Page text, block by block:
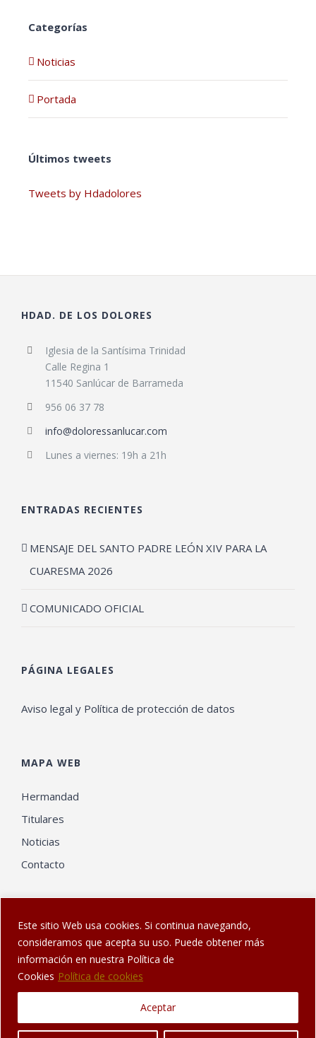
Este sitio Web usa cookies. Si continua navegando,
consideramos que acepta su uso. Puede obtener más
información en nuestra Política de
Cookies Política de cookies
Aceptar
Categorías
Noticias
Portada
Últimos tweets
Tweets by Hdadolores
HDAD. DE LOS DOLORES
Iglesia de la Santísima Trinidad
Calle Regina 1
11540 Sanlúcar de Barrameda
956 06 37 78
info@doloressanlucar.com
Lunes a viernes: 19h a 21h
ENTRADAS RECIENTES
MENSAJE DEL SANTO PADRE LEÓN XIV PARA LA
CUARESMA 2026
COMUNICADO OFICIAL
PÁGINA LEGALES
Aviso legal y Política de protección de datos
MAPA WEB
Hermandad
Titulares
Noticias
Contacto
los Dolores de Sanlúcar de Barrameda